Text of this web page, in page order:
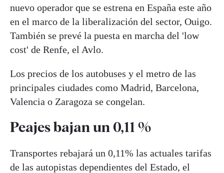
nuevo operador que se estrena en España este año
en el marco de la liberalización del sector, Ouigo.
También se prevé la puesta en marcha del 'low
cost' de Renfe, el Avlo.
Los precios de los autobuses y el metro de las
principales ciudades como Madrid, Barcelona,
Valencia o Zaragoza se congelan.
Peajes bajan un 0,11 %
Transportes rebajará un 0,11% las actuales tarifas
de las autopistas dependientes del Estado, el